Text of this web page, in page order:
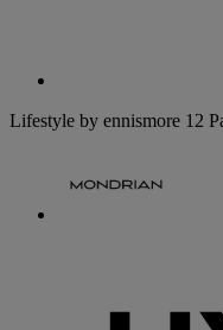
Lifestyle by ennismore 12